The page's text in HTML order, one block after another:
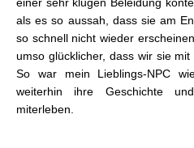
einer sehr klugen Beleidung
als es so aussah, dass sie am
so schnell nicht wieder
umso glücklicher, dass wir sie mit
So war mein Lieblings-NPC
weiterhin ihre Geschichte
miterleben.